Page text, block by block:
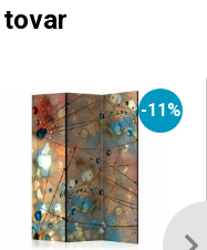
-11%